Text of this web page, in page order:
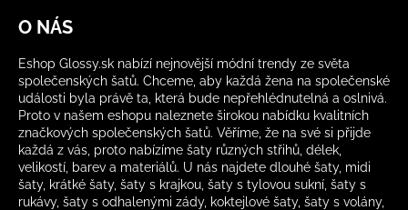
O NÁS
Eshop Glossy.sk nabízí nejnovější módní trendy ze světa
společenských šatů. Chceme, aby každá žena na společenské
události byla právě ta, která bude nepřehlédnutelná a oslnivá.
Proto v našem eshopu naleznete širokou nabídku kvalitních
značkových společenských šatů. Věříme, že na své si přijde
každá z vás, proto nabízíme šaty různých střihů, délek,
velikostí, barev a materiálů. U nás najdete dlouhé šaty, midi
šaty, krátké šaty, šaty s krajkou, šaty s tylovou sukní, šaty s
rukávy, šaty s odhalenými zády, koktejlové šaty, šaty s volány,